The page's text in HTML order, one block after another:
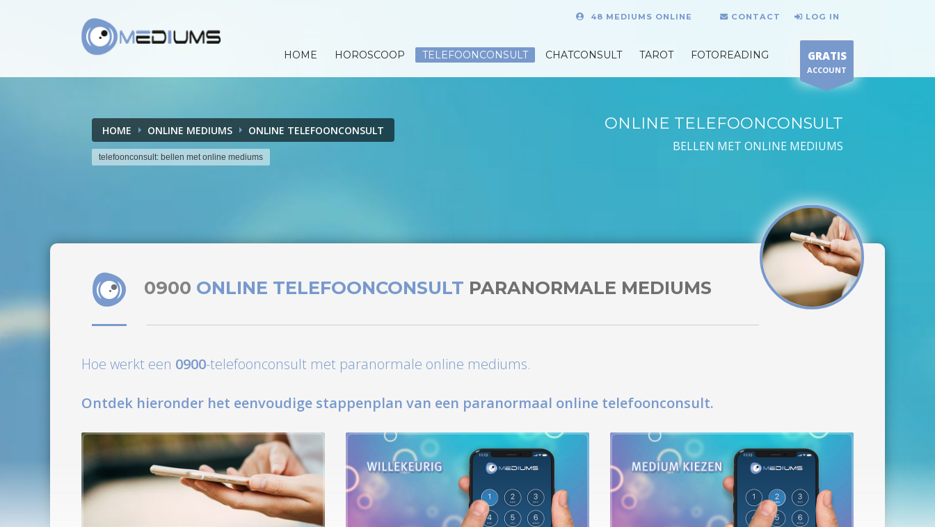
48 MEDIUMS ONLINE CONTACT LOG IN
HOME HOROSCOOP TELEFOONCONSULT CHATCONSULT TAROT FOTOREADING GRATIS
ACCOUNT
HOME ONLINE MEDIUMS ONLINE TELEFOONCONSULT
telefoonconsult: bellen met online mediums
ONLINE TELEFOONCONSULT
BELLEN MET ONLINE MEDIUMS
0900 ONLINE TELEFOONCONSULT PARANORMALE MEDIUMS
Hoe werkt een 0900-telefoonconsult met paranormale online mediums.
Ontdek hieronder het eenvoudige stappenplan van een paranormaal online telefoonconsult.